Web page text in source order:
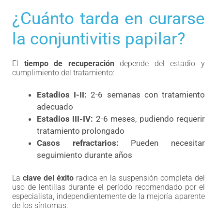
¿Cuánto tarda en curarse
la conjuntivitis papilar?
El tiempo de recuperación depende del estadio y
cumplimiento del tratamiento:
Estadios I-II: 2-6 semanas con tratamiento
adecuado
Estadios III-IV: 2-6 meses, pudiendo requerir
tratamiento prolongado
Casos refractarios: Pueden necesitar
seguimiento durante años
La clave del éxitoradica en la suspensión completa del
uso de lentillas durante el período recomendado por el
especialista, independientemente de la mejoría aparente
de los síntomas.